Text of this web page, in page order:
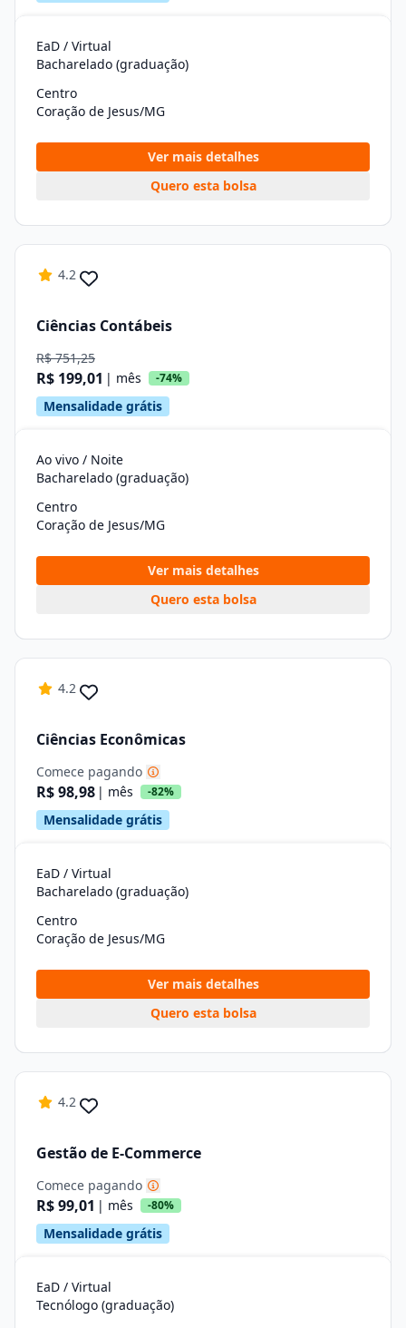
EaD / Virtual
Bacharelado (graduação)
Centro
Coração de Jesus/MG
Ver mais detalhes
Quero esta bolsa
4.2
Ciências Contábeis
R$ 751,25
R$ 199,01 | mês -74%
Mensalidade grátis
Ao vivo / Noite
Bacharelado (graduação)
Centro
Coração de Jesus/MG
Ver mais detalhes
Quero esta bolsa
4.2
Ciências Econômicas
Comece pagando
R$ 98,98 | mês -82%
Mensalidade grátis
EaD / Virtual
Bacharelado (graduação)
Centro
Coração de Jesus/MG
Ver mais detalhes
Quero esta bolsa
4.2
Gestão de E-Commerce
Comece pagando
R$ 99,01 | mês -80%
Mensalidade grátis
EaD / Virtual
Tecnólogo (graduação)